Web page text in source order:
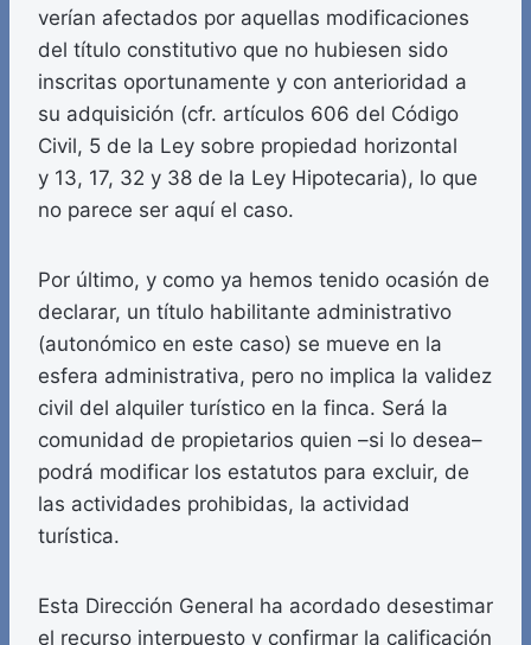
verían afectados por aquellas modificaciones
del título constitutivo que no hubiesen sido
inscritas oportunamente y con anterioridad a
su adquisición (cfr. artículos 606 del Código
Civil, 5 de la Ley sobre propiedad horizontal
y 13, 17, 32 y 38 de la Ley Hipotecaria), lo que
no parece ser aquí el caso.
Por último, y como ya hemos tenido ocasión de
declarar, un título habilitante administrativo
(autonómico en este caso) se mueve en la
esfera administrativa, pero no implica la validez
civil del alquiler turístico en la finca. Será la
comunidad de propietarios quien –si lo desea–
podrá modificar los estatutos para excluir, de
las actividades prohibidas, la actividad
turística.
Esta Dirección General ha acordado desestimar
el recurso interpuesto y confirmar la calificación